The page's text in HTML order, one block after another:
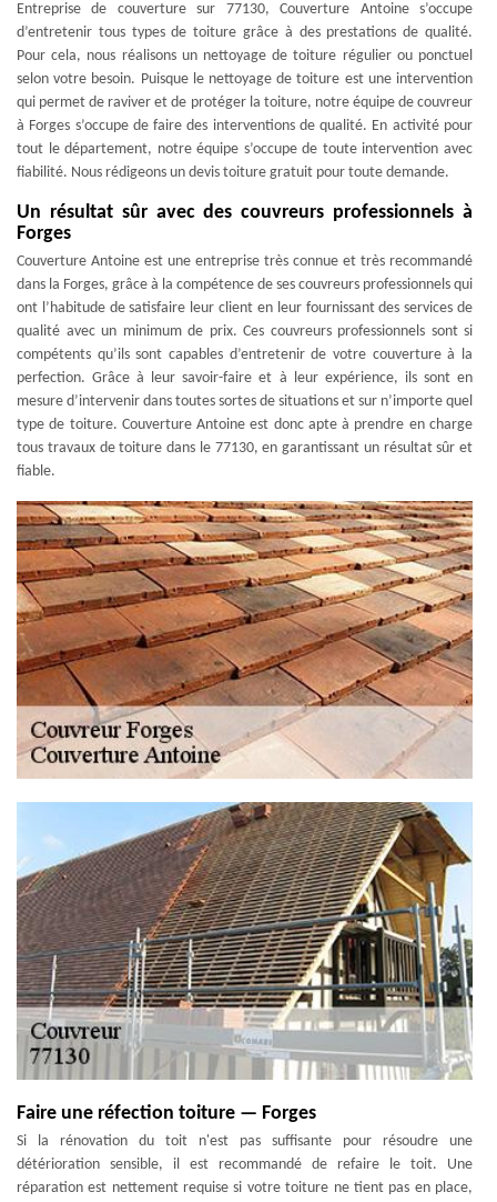
Entreprise de couverture sur 77130, Couverture Antoine s’occupe
d’entretenir tous types de toiture grâce à des prestations de qualité.
Pour cela, nous réalisons un nettoyage de toiture régulier ou ponctuel
selon votre besoin. Puisque le nettoyage de toiture est une intervention
qui permet de raviver et de protéger la toiture, notre équipe de couvreur
à Forges s’occupe de faire des interventions de qualité. En activité pour
tout le département, notre équipe s’occupe de toute intervention avec
fiabilité. Nous rédigeons un devis toiture gratuit pour toute demande.
Un résultat sûr avec des couvreurs professionnels à
Forges
Couverture Antoine est une entreprise très connue et très recommandé
dans la Forges, grâce à la compétence de ses couvreurs professionnels qui
ont l’habitude de satisfaire leur client en leur fournissant des services de
qualité avec un minimum de prix. Ces couvreurs professionnels sont si
compétents qu’ils sont capables d’entretenir de votre couverture à la
perfection. Grâce à leur savoir-faire et à leur expérience, ils sont en
mesure d’intervenir dans toutes sortes de situations et sur n’importe quel
type de toiture. Couverture Antoine est donc apte à prendre en charge
tous travaux de toiture dans le 77130, en garantissant un résultat sûr et
fiable.
Faire une réfection toiture — Forges
Si la rénovation du toit n'est pas suffisante pour résoudre une
détérioration sensible, il est recommandé de refaire le toit. Une
réparation est nettement requise si votre toiture ne tient pas en place,